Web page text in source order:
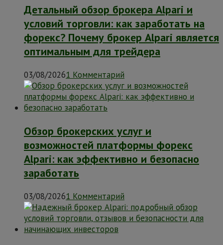
Детальный обзор брокера Alpari и
условий торговли: как заработать на
форекс? Почему брокер Alpari является
оптимальным для трейдера
03/08/20261 Комментарий
Обзор брокерских услуг и
возможностей платформы форекс
Alpari: как эффективно и безопасно
заработать
03/08/20261 Комментарий